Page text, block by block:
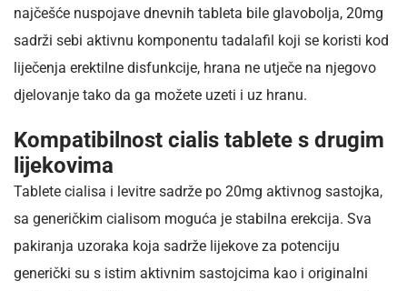
najčešće nuspojave dnevnih tableta bile glavobolja, 20mg
sadrži sebi aktivnu komponentu tadalafil koji se koristi kod
liječenja erektilne disfunkcije, hrana ne utječe na njegovo
djelovanje tako da ga možete uzeti i uz hranu.
Kompatibilnost cialis tablete s drugim
lijekovima
Tablete cialisa i levitre sadrže po 20mg aktivnog sastojka,
sa generičkim cialisom moguća je stabilna erekcija. Sva
pakiranja uzoraka koja sadrže lijekove za potenciju
generički su s istim aktivnim sastojcima kao i originalni